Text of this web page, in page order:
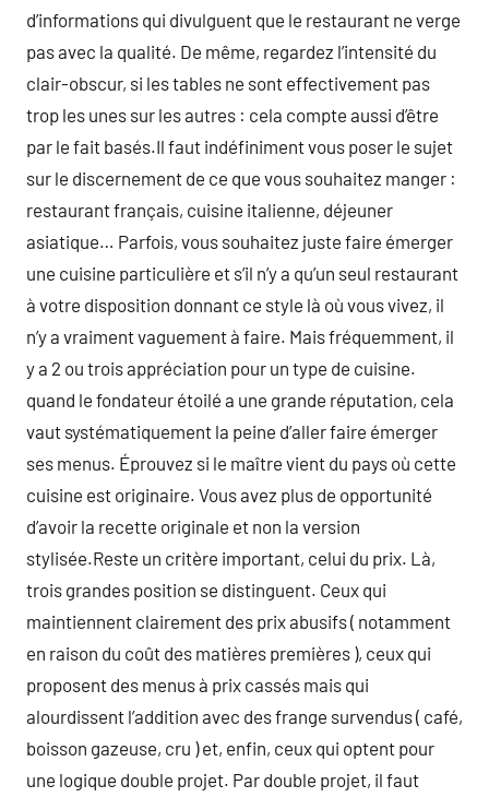
d’informations qui divulguent que le restaurant ne verge
pas avec la qualité. De même, regardez l’intensité du
clair-obscur, si les tables ne sont effectivement pas
trop les unes sur les autres : cela compte aussi d’être
par le fait basés.Il faut indéfiniment vous poser le sujet
sur le discernement de ce que vous souhaitez manger :
restaurant français, cuisine italienne, déjeuner
asiatique… Parfois, vous souhaitez juste faire émerger
une cuisine particulière et s’il n’y a qu’un seul restaurant
à votre disposition donnant ce style là où vous vivez, il
n’y a vraiment vaguement à faire. Mais fréquemment, il
y a 2 ou trois appréciation pour un type de cuisine.
quand le fondateur étoilé a une grande réputation, cela
vaut systématiquement la peine d’aller faire émerger
ses menus. Éprouvez si le maître vient du pays où cette
cuisine est originaire. Vous avez plus de opportunité
d’avoir la recette originale et non la version
stylisée.Reste un critère important, celui du prix. Là,
trois grandes position se distinguent. Ceux qui
maintiennent clairement des prix abusifs ( notamment
en raison du coût des matières premières ), ceux qui
proposent des menus à prix cassés mais qui
alourdissent l’addition avec des frange survendus ( café,
boisson gazeuse, cru ) et, enfin, ceux qui optent pour
une logique double projet. Par double projet, il faut